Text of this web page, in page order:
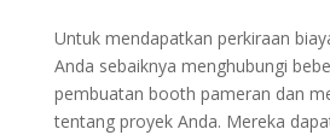
Untuk mendapatkan perkiraan
Anda sebaiknya menghubungi
pembuatan booth pameran dan
tentang proyek Anda. Mereka